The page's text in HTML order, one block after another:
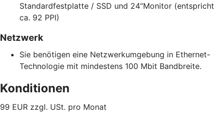
Standardfestplatte / SSD und 24“Monitor (entspricht
ca. 92 PPI)
Netzwerk
Sie benötigen eine Netzwerkumgebung in Ethernet-
Technologie mit mindestens 100 Mbit Bandbreite.
Konditionen
99 EUR zzgl. USt. pro Monat